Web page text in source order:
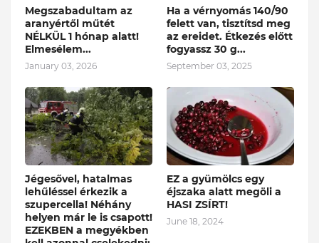
Megszabadultam az
aranyértől műtét
NÉLKÜL 1 hónap alatt!
Elmesélem...
January 03, 2026
Ha a vérnyomás 140/90
felett van, tisztítsd meg
az ereidet. Étkezés előtt
fogyassz 30 g...
September 03, 2025
Jégesővel, hatalmas
lehűléssel érkezik a
szupercella! Néhány
helyen már le is csapott!
EZEKBEN a megyékben
EZ a gyümölcs egy
éjszaka alatt megöli a
HASI ZSÍRT!
June 18, 2024